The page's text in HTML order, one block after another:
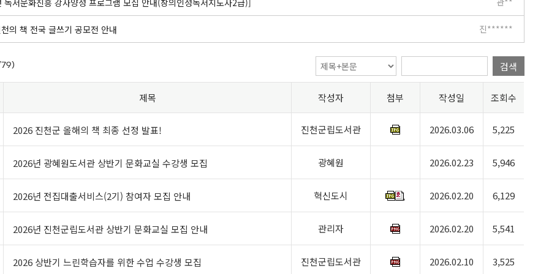
서문화진흥 강사양성 프로그램 모집 안내(창의인성독서지도사2급)]
의 책 전국 글쓰기 공모전 안내 진******
검색
제목 작성자 첨부 작성일 조회수
2026 진천군 올해의 책 최종 선정 발표! 진천군립도서관 2026.03.06 5,225
2026년 광혜원도서관 상반기 문화교실 수강생 모집 광혜원 2026.02.23 5,946
2026년 전집대출서비스(2기) 참여자 모집 안내 혁신도시 2026.02.20 6,129
2026년 진천군립도서관 상반기 문화교실 모집 안내 관리자 2026.02.20 5,541
2026 상반기 느린학습자를 위한 수업 수강생 모집 진천군립도서관 2026.02.10 3,525